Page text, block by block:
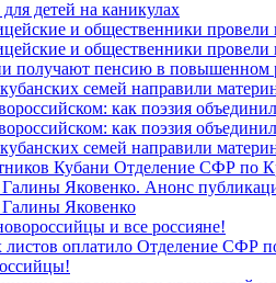
детей на каникулах
и общественники
и общественники
получают пенсию в повышенном
семей направили
как поэзия
как поэзия
семей направили
Кубани Отделение СФР по
Яковенко. Анонс
Яковенко
и все россияне!
оплатило Отделение СФР